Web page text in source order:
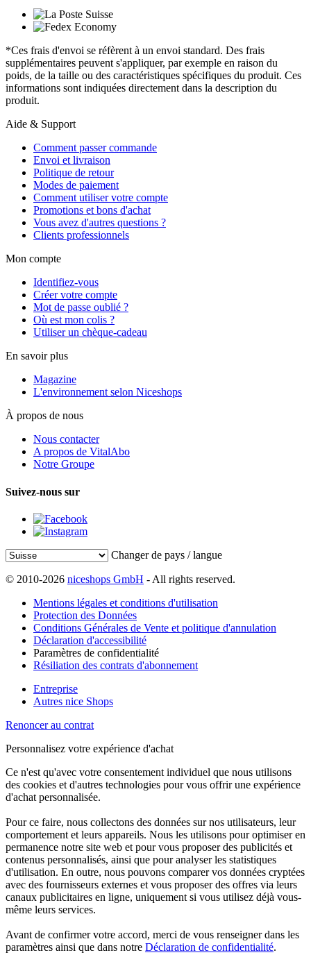
*Ces frais d'envoi se réfèrent à un envoi standard. Des frais
supplémentaires peuvent s'appliquer, par exemple en raison du
poids, de la taille ou des caractéristiques spécifiques du produit. Ces
informations sont indiquées directement dans la description du
produit.
Aide & Support
Comment passer commande
Envoi et livraison
Politique de retour
Modes de paiement
Comment utiliser votre compte
Promotions et bons d'achat
Vous avez d'autres questions ?
Clients professionnels
Mon compte
Identifiez-vous
Créer votre compte
Mot de passe oublié ?
Où est mon colis ?
Utiliser un chèque-cadeau
En savoir plus
Magazine
L'environnement selon Niceshops
À propos de nous
Nous contacter
A propos de VitalAbo
Notre Groupe
Suivez-nous sur
Changer de pays / langue
© 2010-2026 niceshops GmbH - All rights reserved.
Mentions légales et conditions d'utilisation
Protection des Données
Conditions Générales de Vente et politique d'annulation
Déclaration d'accessibilité
Paramètres de confidentialité
Résiliation des contrats d'abonnement
Entreprise
Autres nice Shops
Renoncer au contrat
Personnalisez votre expérience d'achat
Ce n'est qu'avec votre consentement individuel que nous utilisons
des cookies et d'autres technologies pour vous offrir une expérience
d'achat personnalisée.
Pour ce faire, nous collectons des données sur nos utilisateurs, leur
comportement et leurs appareils. Nous les utilisons pour optimiser en
permanence notre site web et pour vous proposer des publicités et
contenus personnalisés, ainsi que pour analyser les statistiques
d'utilisation. En outre, nous pouvons comparer vos données cryptées
avec des fournisseurs externes et vous proposer des offres via leurs
canaux publicitaires en ligne, uniquement si vous utilisez déjà vous-
même leurs services.
Avant de confirmer votre accord, merci de vous renseigner dans les
paramètres ainsi que dans notre Déclaration de confidentialité.